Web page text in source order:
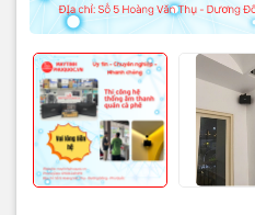
- Không cân chỉnh âm thanh sau
⚠️ Dấu hiệu
thi công hoặc
thống âm